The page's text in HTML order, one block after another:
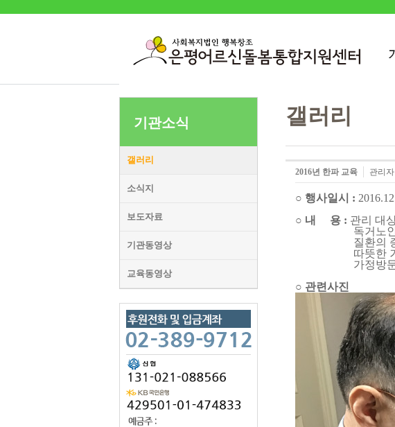
기관소식
갤러리
소식지
보도자료
기관동영상
교육동영상
갤러리
2016년 한파 교육 관리자
○ 행사일시 :
○ 내 용 : 관리 대
독거노인생활관
질환의 증상과
따뜻한 겨울을
가정방문을 통
○ 관련사진